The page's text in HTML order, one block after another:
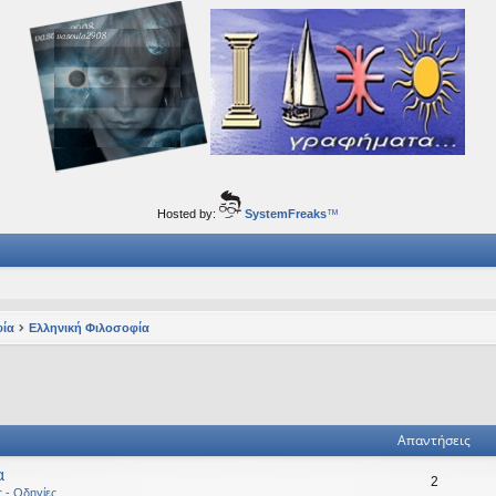
ταξίδια του νού...
Hosted by: SystemFreaks™
Ελληνική Φιλοσοφία
Απαντήσεις
- Οδηγίες
2